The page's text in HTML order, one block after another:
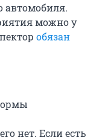
автомобиля.
можно у
обязан
нет. Если есть